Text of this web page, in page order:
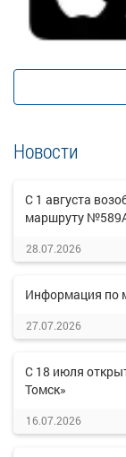
Новости
С 1 августа
маршруту
28.07.2026
Информация по
27.07.2026
С 18 июля
Томск»
16.07.2026